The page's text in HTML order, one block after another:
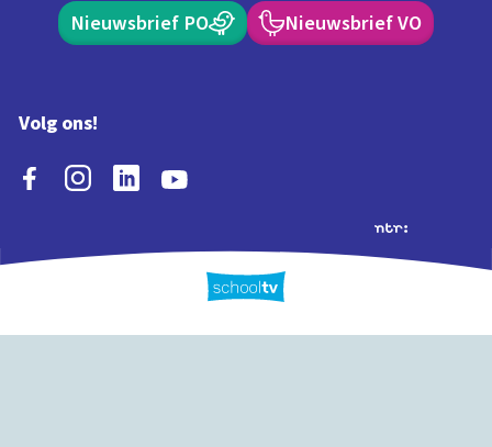
Nieuwsbrief PO Nieuwsbrief VO
Volg ons!